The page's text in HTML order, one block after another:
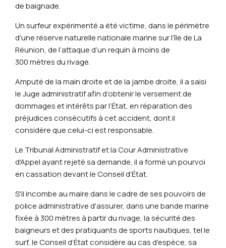
de baignade.
Un surfeur expérimenté a été victime, dans le périmètre
d'une réserve naturelle nationale marine sur l'île de La
Réunion, de l’attaque d’un requin à moins de
300 mètres du rivage.
Amputé de la main droite et de la jambe droite, il a saisi
le Juge administratif afin d’obtenir le versement de
dommages et intérêts par l’État, en réparation des
préjudices consécutifs à cet accident, dont il
considère que celui-ci est responsable.
Le Tribunal Administratif et la Cour Administrative
d'Appel ayant rejeté sa demande, il a formé un pourvoi
en cassation devant le Conseil d’État.
S'il incombe au maire dans le cadre de ses pouvoirs de
police administrative d'assurer, dans une bande marine
fixée à 300 mètres à partir du rivage, la sécurité des
baigneurs et des pratiquants de sports nautiques, tel le
surf, le Conseil d’État considère au cas d'espèce, sa